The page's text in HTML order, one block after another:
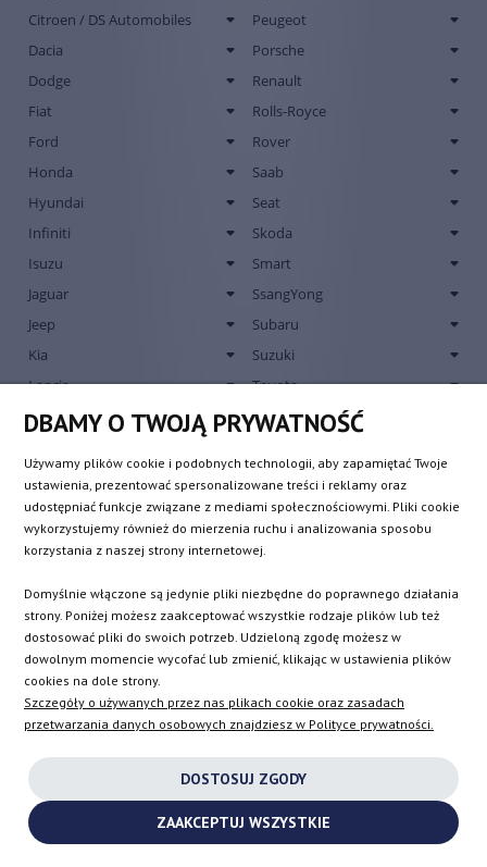
Citroen / DS Automobiles
Dacia
Dodge
Fiat
Ford
Honda
Hyundai
Infiniti
Isuzu
Jaguar
Jeep
Kia
Lancia
Land Rover
Peugeot
Porsche
Renault
Rolls-Royce
Rover
Saab
Seat
Skoda
Smart
SsangYong
Subaru
Suzuki
Toyota
Volkswagen
Producenci turbosprężarek
Turbosprężarki BorgWarner
KKK
Turbosprężarki Mitsubishi
Turbosprężarki IHI
Turbosprężarki BMTS Bosch-
Turbosprężarki Toyota
Turbosprężarki Schwitzer
Turbosprężarki Holset
Turbosprężarki Hitachi
Dostarczamy na terenie całej Polski
DBAMY O TWOJĄ PRYWATNOŚĆ
Używamy plików cookie i podobnych technologii, aby zapamiętać Twoje
ustawienia, prezentować spersonalizowane treści i reklamy oraz
udostępniać funkcje związane z mediami społecznościowymi. Pliki cookie
wykorzystujemy również do mierzenia ruchu i analizowania sposobu
korzystania z naszej strony internetowej.
Domyślnie włączone są jedynie pliki niezbędne do poprawnego działania
strony. Poniżej możesz zaakceptować wszystkie rodzaje plików lub też
dostosować pliki do swoich potrzeb. Udzieloną zgodę możesz w
dowolnym momencie wycofać lub zmienić, klikając w ustawienia plików
cookies na dole strony.
Szczegóły o używanych przez nas plikach cookie oraz zasadach
przetwarzania danych osobowych znajdziesz w Polityce prywatności.
DOSTOSUJ ZGODY
ZAAKCEPTUJ WSZYSTKIE